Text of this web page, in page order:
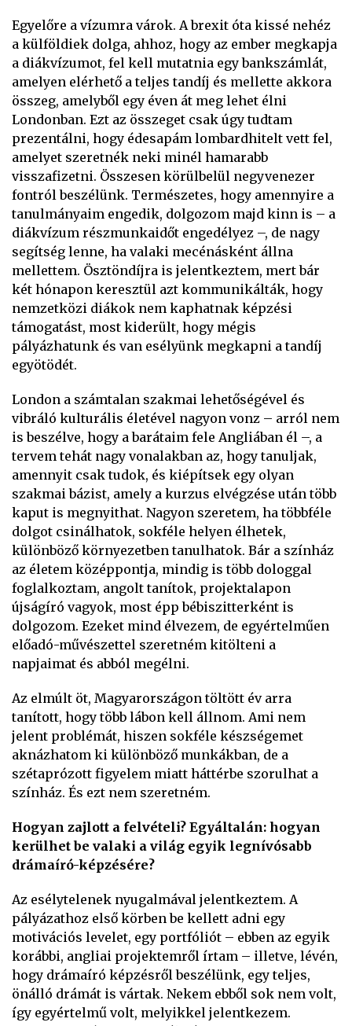
Egyelőre a vízumra várok. A brexit óta kissé nehéz
a külföldiek dolga, ahhoz, hogy az ember megkapja
a diákvízumot, fel kell mutatnia egy bankszámlát,
amelyen elérhető a teljes tandíj és mellette akkora
összeg, amelyből egy éven át meg lehet élni
Londonban. Ezt az összeget csak úgy tudtam
prezentálni, hogy édesapám lombardhitelt vett fel,
amelyet szeretnék neki minél hamarabb
visszafizetni. Összesen körülbelül negyvenezer
fontról beszélünk. Természetes, hogy amennyire a
tanulmányaim engedik, dolgozom majd kinn is – a
diákvízum részmunkaidőt engedélyez –, de nagy
segítség lenne, ha valaki mecénásként állna
mellettem. Ösztöndíjra is jelentkeztem, mert bár
két hónapon keresztül azt kommunikálták, hogy
nemzetközi diákok nem kaphatnak képzési
támogatást, most kiderült, hogy mégis
pályázhatunk és van esélyünk megkapni a tandíj
egyötödét.
London a számtalan szakmai lehetőségével és
vibráló kulturális életével nagyon vonz – arról nem
is beszélve, hogy a barátaim fele Angliában él –, a
tervem tehát nagy vonalakban az, hogy tanuljak,
amennyit csak tudok, és kiépítsek egy olyan
szakmai bázist, amely a kurzus elvégzése után több
kaput is megnyithat. Nagyon szeretem, ha többféle
dolgot csinálhatok, sokféle helyen élhetek,
különböző környezetben tanulhatok. Bár a színház
az életem középpontja, mindig is több dologgal
foglalkoztam, angolt tanítok, projektalapon
újságíró vagyok, most épp bébiszitterként is
dolgozom. Ezeket mind élvezem, de egyértelműen
előadó-művészettel szeretném kitölteni a
napjaimat és abból megélni.
Az elmúlt öt, Magyarországon töltött év arra
tanított, hogy több lábon kell állnom. Ami nem
jelent problémát, hiszen sokféle készségemet
aknázhatom ki különböző munkákban, de a
szétaprózott figyelem miatt háttérbe szorulhat a
színház. És ezt nem szeretném.
Hogyan zajlott a felvételi? Egyáltalán: hogyan
kerülhet be valaki a világ egyik legnívósabb
drámaíró-képzésére?
Az esélytelenek nyugalmával jelentkeztem. A
pályázathoz első körben be kellett adni egy
motivációs levelet, egy portfóliót – ebben az egyik
korábbi, angliai projektemről írtam – illetve, lévén,
hogy drámaíró képzésről beszélünk, egy teljes,
önálló drámát is vártak. Nekem ebből sok nem volt,
így egyértelmű volt, melyikkel jelentkezem.